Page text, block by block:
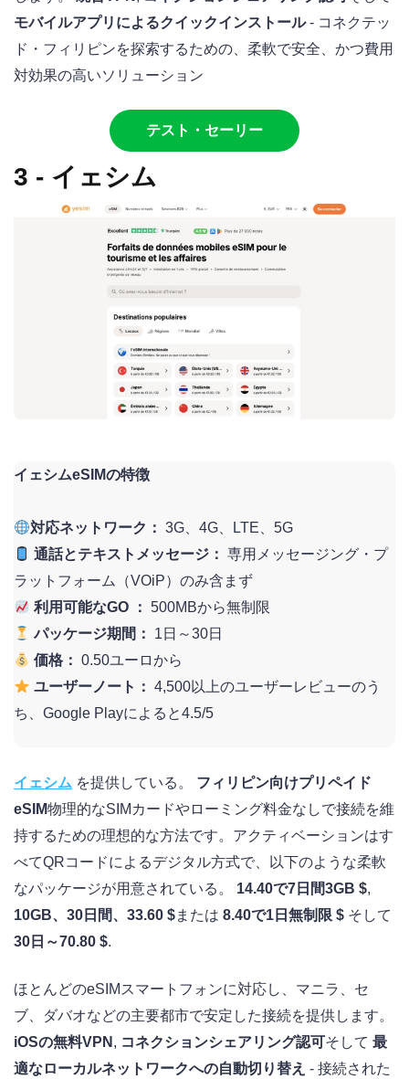
モバイルアプリによるクイックインストール- コネクテッ
ド・フィリピンを探索するための、柔軟で安全、かつ費用
対効果の高いソリューション
テスト・セーリー
3 - イェシム
イェシムeSIMの特徴
対応ネットワーク： 3G、4G、LTE、5G
通話とテキストメッセージ： 専用メッセージング・プ
ラットフォーム（VOiP）のみ含まず
利用可能なGO ： 500MBから無制限
パッケージ期間：
1日～30日
価格： 0.50ユーロから
ユーザーノート： 4,500以上のユーザーレビューのう
ち、Google Playによると4.5/5
イェシム を提供している。 フィリピン向けプリペイド
eSIM物理的なSIMカードやローミング料金なしで接続を維
持するための理想的な方法です。アクティベーションはす
べてQRコードによるデジタル方式で、以下のような柔軟
なパッケージが用意されている。 14.40で7日間3GB $,
10GB、30日間、33.60 $または 8.40で1日無制限 $ そして
30日～70.80 $.
ほとんどのeSIMスマートフォンに対応し、マニラ、セ
ブ、ダバオなどの主要都市で安定した接続を提供します。
iOSの無料VPN , コネクションシェアリング認可そして 最
適なローカルネットワークへの自動切り替え - 接続された